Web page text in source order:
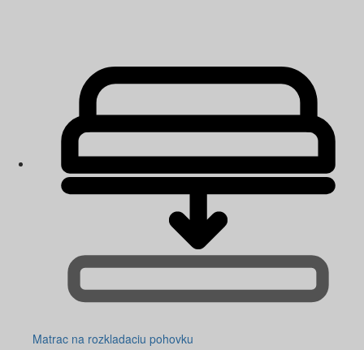
Matrac na rozkladaciu pohovku